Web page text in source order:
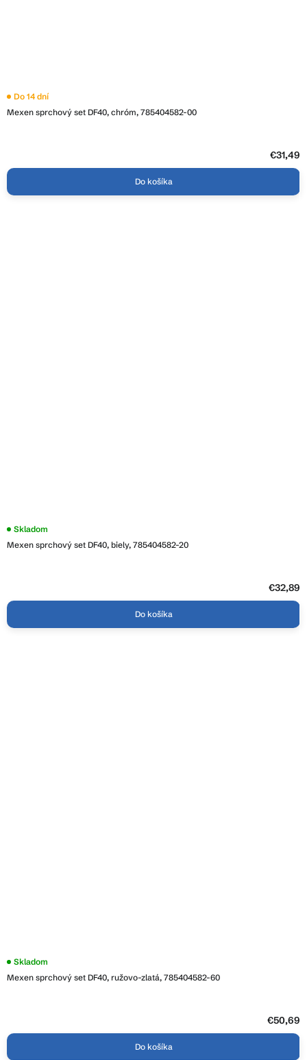
Mexen sprchový set DF40, chróm, 785404582-00
Do 14 dní
€31,49
Do košíka
Mexen sprchový set DF40, biely, 785404582-20
Skladom
€32,89
Do košíka
Mexen sprchový set DF40, ružovo-zlatá, 785404582-60
Skladom
€50,69
Do košíka